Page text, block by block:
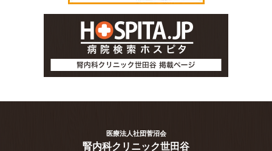
医療法人社団菅沼会
腎内科クリニック世田谷